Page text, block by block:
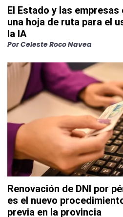
El Estado y las empresas
una hoja de ruta para el
la IA
PorCeleste Roco Navea
Renovación de DNI por
es el nuevo
previa en la provincia